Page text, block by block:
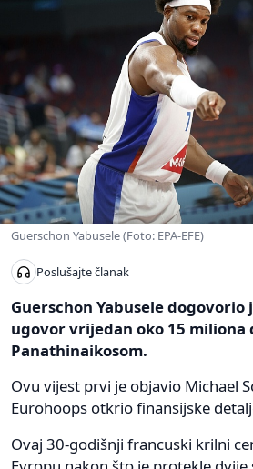
Guerschon Yabusele (Foto: EPA-EFE)
Poslušajte članak
Guerschon Yabusele
ugovor vrijedan oko 15 miliona
Panathinaikosom.
Ovu vijest prvi je objavio Michael
Eurohoops otkrio finansijske
Ovaj 30-godišnji francuski krilni